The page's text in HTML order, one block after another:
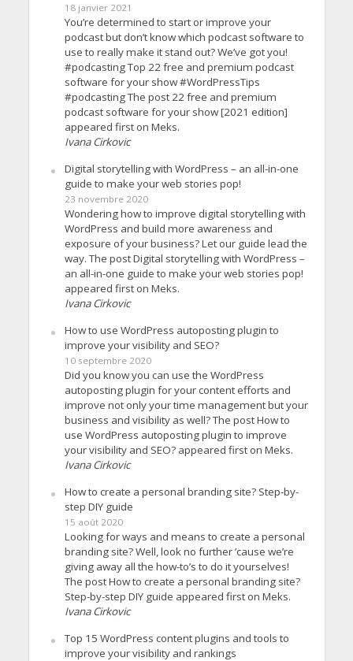
18 janvier 2021
You’re determined to start or improve your
podcast but don’t know which podcast software to
use to really make it stand out? We’ve got you!
#podcasting Top 22 free and premium podcast
software for your show #WordPressTips
#podcasting The post 22 free and premium
podcast software for your show [2021 edition]
appeared first on Meks.
Ivana Cirkovic
Digital storytelling with WordPress – an all-in-one
guide to make your web stories pop!
23 novembre 2020
Wondering how to improve digital storytelling with
WordPress and build more awareness and
exposure of your business? Let our guide lead the
way. The post Digital storytelling with WordPress –
an all-in-one guide to make your web stories pop!
appeared first on Meks.
Ivana Cirkovic
How to use WordPress autoposting plugin to
improve your visibility and SEO?
10 septembre 2020
Did you know you can use the WordPress
autoposting plugin for your content efforts and
improve not only your time management but your
business and visibility as well? The post How to
use WordPress autoposting plugin to improve
your visibility and SEO? appeared first on Meks.
Ivana Cirkovic
How to create a personal branding site? Step-by-
step DIY guide
15 août 2020
Looking for ways and means to create a personal
branding site? Well, look no further ’cause we’re
giving away all the how-to’s to do it yourselves!
The post How to create a personal branding site?
Step-by-step DIY guide appeared first on Meks.
Ivana Cirkovic
Top 15 WordPress content plugins and tools to
improve your visibility and rankings